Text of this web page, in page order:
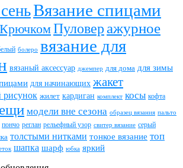
Вязание спицами
КрючкомПуловер ажурное
болеро вязание для
вязаный аксессуар джемпер для дома для зимы
для начинающих жакет
рисунок жилет кардиган комплект косы кофта
модели вне сезона образец вязания пальто
пончо реглан рельефный узор свитер вязание серый
толстыми нитками тонкое вязание топ
шапка шарф юбка яркий